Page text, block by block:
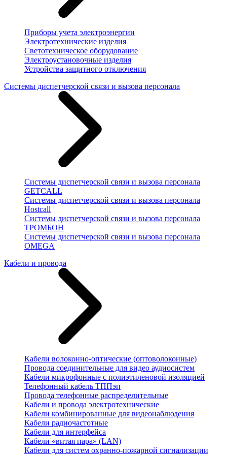
Приборы учета электроэнергии
Электротехнические изделия
Светотехническое оборудование
Электроустановочные изделия
Устройства защитного отключения
Системы диспетчерской связи и вызова персонала
Системы диспетчерской связи и вызова персонала
GETCALL
Системы диспетчерской связи и вызова персонала
Hostcall
Системы диспетчерской связи и вызова персонала
ТРОМБОН
Системы диспетчерской связи и вызова персонала
OMEGA
Кабели и провода
Кабели волоконно-оптические (оптоволоконные)
Провода соединительные для видео аудиосистем
Кабели микрофонные с полиэтиленовой изоляцией
Телефонный кабель ТППэп
Провода телефонные распределительные
Кабели и провода электротехнические
Кабели комбинированные для видеонаблюдения
Кабели радиочастотные
Кабели для интерфейса
Кабели «витая пара» (LAN)
Кабели для систем охранно-пожарной сигнализации